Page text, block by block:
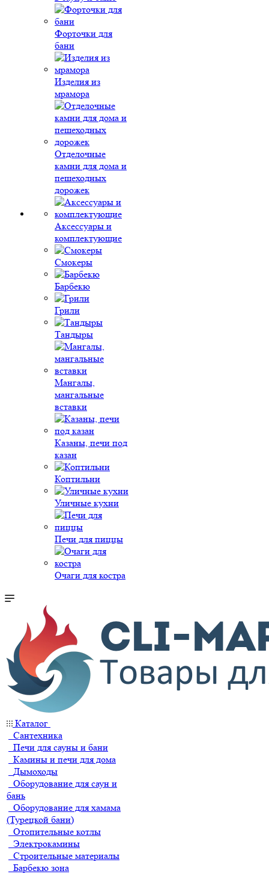
Форточки для
бани
Изделия из
мрамора
Отделочные
камни для дома и
пешеходных
дорожек
Аксессуары и
комплектующие
Смокеры
Барбекю
Грили
Тандыры
Мангалы,
мангальные
вставки
Казаны, печи под
казан
Коптильни
Уличные кухни
Печи для пиццы
Очаги для костра
Каталог
Сантехника
Печи для сауны и бани
Камины и печи для дома
Дымоходы
Оборудование для саун и
бань
Оборудование для хамама
(Турецкой бани)
Отопительные котлы
Электрокамины
Строительные материалы
Барбекю зона